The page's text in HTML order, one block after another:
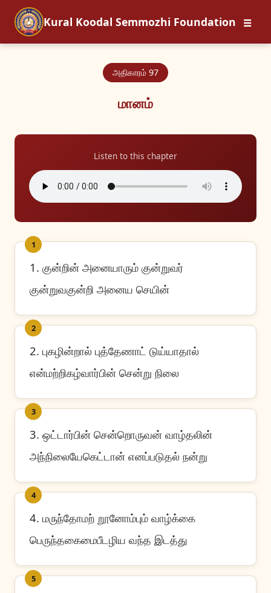
Kural Koodal Semmozhi Foundation ☰
அதிகாரம் 97
மானம்
Listen to this chapter
1
1. குன்றின் அனையாரும் குன்றுவர்
குன்றுவகுன்றி அனைய செயின்
2
2. புகழின்றால் புத்தேணாட் டுய்யாதால்
என்மற்றிகழ்வார்பின் சென்று நிலை
3
3. ஒட்டார்பின் சென்றொருவன் வாழ்தலின்
அந்நிலையேகெட்டான் எனப்படுதல் நன்று
4
4. மருந்தோமற் றூனோம்பும் வாழ்க்கை
பெருந்தகைமைபீடழிய வந்த இடத்து
5